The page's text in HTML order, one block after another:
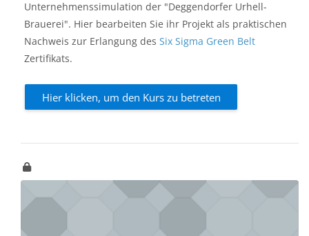
Unternehmenssimulation der "Deggendorfer Urhell-
Brauerei". Hier bearbeiten Sie ihr Projekt als praktischen
Nachweis zur Erlangung des Six Sigma Green Belt
Zertifikats.
Hier klicken, um den Kurs zu betreten